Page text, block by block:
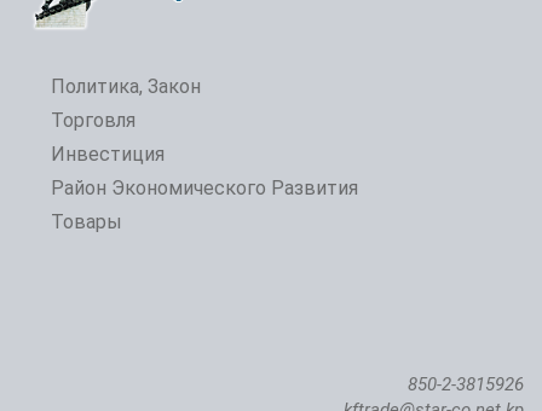
Политика, Закон
Торговля
Инвестиция
Район Экономического Развития
Товары
850-2-3815926